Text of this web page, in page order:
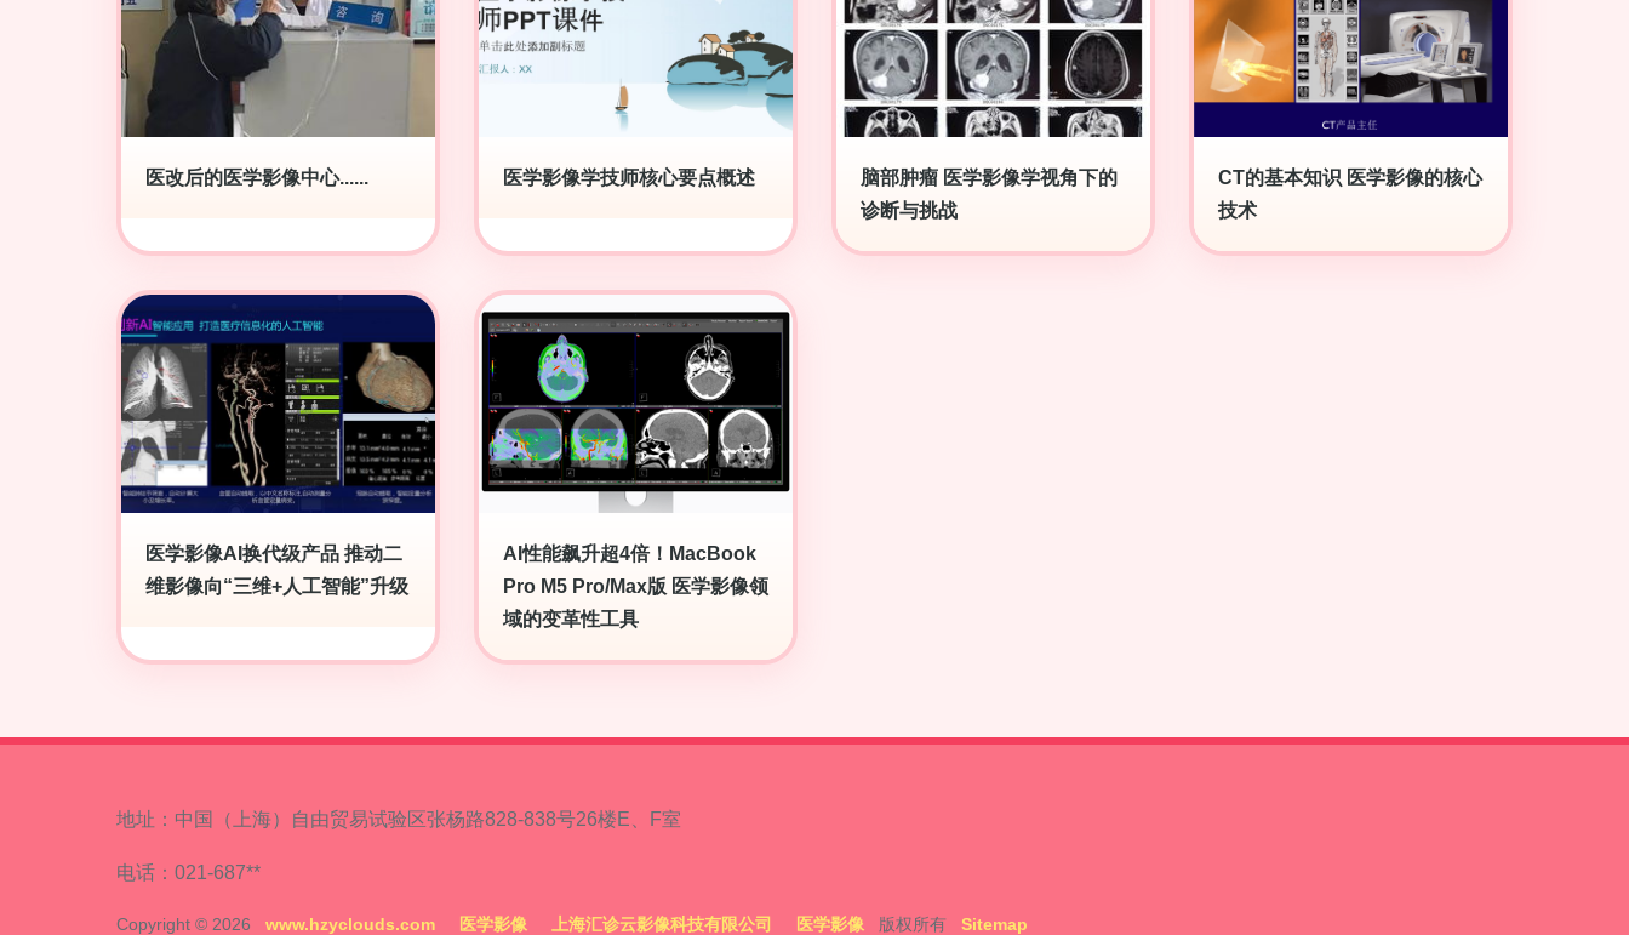
医改后的医学影像中心...... 医学影像学技师核心要点概述
脑部肿瘤 医学影像学视角下的
诊断与挑战
CT的基本知识 医学影像的核心
技术
医学影像AI换代级产品 推动二
维影像向“三维+人工智能”升级
AI性能飙升超4倍！MacBook
Pro M5 Pro/Max版 医学影像领
域的变革性工具
地址：中国（上海）自由贸易试验区张杨路828-838号26楼E、F室
电话：021-687**
Copyright © 2026 www.hzyclouds.com 医学影像 上海汇诊云影像科技有限公司 医学影像 版权所有 Sitemap